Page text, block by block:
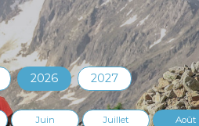
2026 2027
Juin Juillet Août